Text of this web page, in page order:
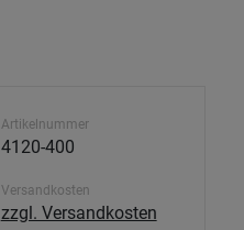
Artikelnummer
4120-400
Versandkosten
zzgl. Versandkosten